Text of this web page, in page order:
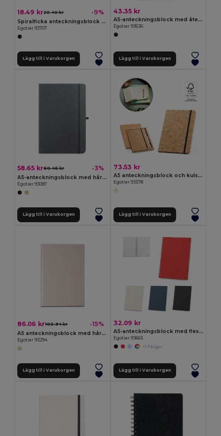
18.49 kr20.40 kr -9%
Spiralficka anteckningsblock med linjerade sidor
Egotier 93707
Lägg till i Varukorgen
43.35 kr
A5-anteckningsblock med återvunnet filtomslag (100 % rPET) och linjerade sidor i 100 % återvunnet papper
Egotier 93636
Lägg till i Varukorgen
58.65 kr60.46 kr -3%
A5-anteckningsblock med hårt omslag i läder (70% återvunnet) med linjerade sidor
Egotier 93087
Lägg till i Varukorgen
73.53 kr
A5 anteckningsblock och kulspetspenna i kork
Egotier 93578
Lägg till i Varukorgen
86.06 kr100.94 kr -15%
A5 anteckningsblock med hårt omslag tillverkat av ekologiskt elefantmaterial (80%)
Egotier 93294
Lägg till i Varukorgen
32.09 kr
A5-anteckningsblock med flexibelt omslag, tillverkat av 100 % återvunnet papper
Egotier 93665
+1 Färger
Lägg till i Varukorgen